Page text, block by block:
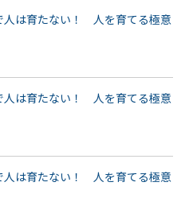
人は育たない！ 人を育てる極意
人は育たない！ 人を育てる極意
人は育たない！ 人を育てる極意